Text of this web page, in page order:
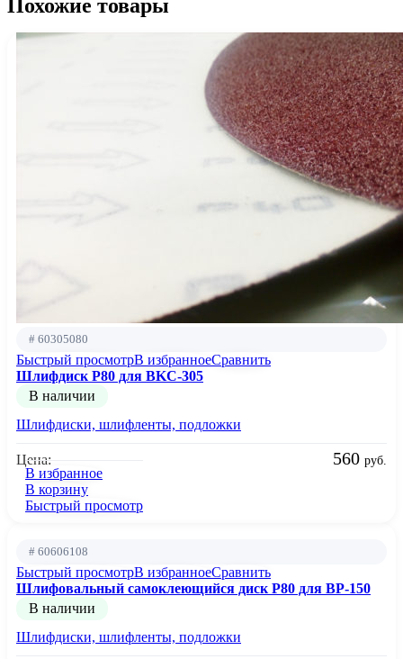
Похожие товары
# 60305080
Быстрый просмотрВ избранноеСравнить
Шлифдиск Р80 для BKC-305
В наличии
Шлифдиски, шлифленты, подложки
Цена: 560 руб.
В избранное
В корзину
Быстрый просмотр
# 60606108
Быстрый просмотрВ избранноеСравнить
Шлифовальный самоклеющийся диск P80 для BP-150
В наличии
Шлифдиски, шлифленты, подложки